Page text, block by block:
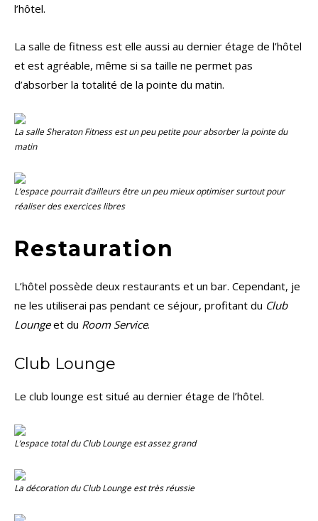
l’hôtel.
La salle de fitness est elle aussi au dernier étage de l’hôtel
et est agréable, même si sa taille ne permet pas
d’absorber la totalité de la pointe du matin.
La salleSheraton Fitnessest un peu petite pour absorber la pointe du
matin
L’espace pourrait d’ailleurs être un peu mieux optimiser surtout pour
réaliser des exercices libres
Restauration
L’hôtel possède deux restaurants et un bar. Cependant, je
ne les utiliserai pas pendant ce séjour, profitant du Club
Loungeet du Room Service.
Club Lounge
Le club lounge est situé au dernier étage de l’hôtel.
L’espace total duClub Loungeest assez grand
La décoration duClub Loungeest très réussie